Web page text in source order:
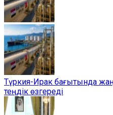
Түркия-Ирак бағытында
теңдік өзгереді